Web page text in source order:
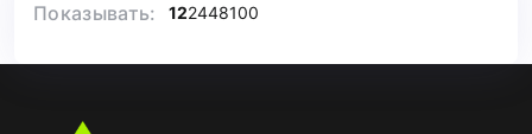
Показывать: 122448100